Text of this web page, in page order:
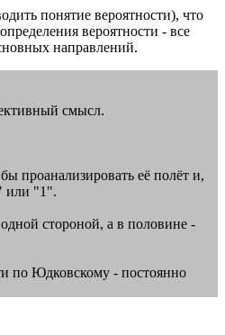
понятие вероятности), что
вероятности - все
направлений.
смысл.
проанализировать её полёт и,
или "1".
стороной, а в половине -
по Юдковскому - постоянно